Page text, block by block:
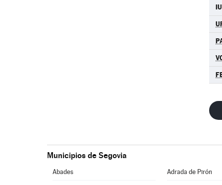
Municipios de Segovia
Abades Adrada de Pirón